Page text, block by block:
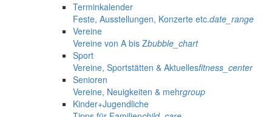
Terminkalender
Feste, Ausstellungen, Konzerte etc.date_range
Vereine
Vereine von A bis Zbubble_chart
Sport
Vereine, Sportstätten & Aktuellesfitness_center
Senioren
Vereine, Neuigkeiten & mehrgroup
Kinder+Jugendliche